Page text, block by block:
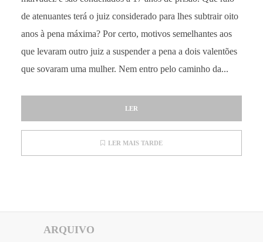
de atenuantes terá o juiz considerado para lhes subtrair oito
anos à pena máxima? Por certo, motivos semelhantes aos
que levaram outro juiz a suspender a pena a dois valentões
que sovaram uma mulher. Nem entro pelo caminho da...
LER
LER MAIS TARDE
ARQUIVO